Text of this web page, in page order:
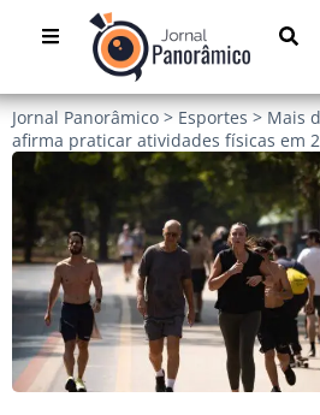
Jornal Panorâmico > Esportes > Mais
afirma praticar atividades físicas em